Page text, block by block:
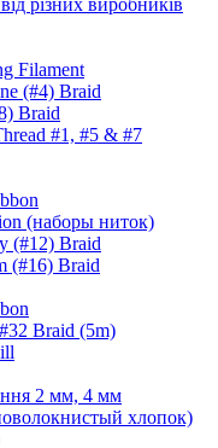
Filament
(#4) Braid
Braid
#1, #5 & #7
(наборы ниток)
(#12) Braid
(#16) Braid
Braid (5m)
2 мм, 4 мм
хлопок)